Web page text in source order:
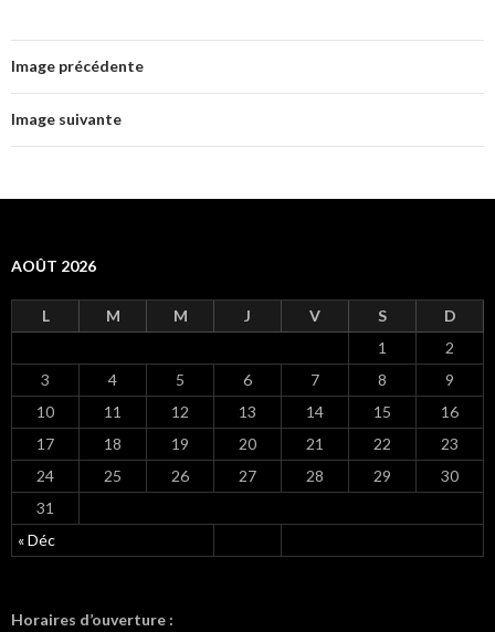
Image précédente
Image suivante
AOÛT 2026
L M M J V S D
« Déc
1
2
3
4 5 6 7 8
9
10
11 12 13 14 15
16
17
18 19 20 21 22
23
24
25 26 27 28 29
30
31
Horaires d’ouverture :